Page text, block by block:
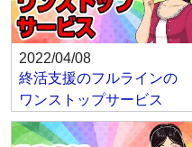
2022/04/08
終活支援のフルラインの
ワンストップサービス